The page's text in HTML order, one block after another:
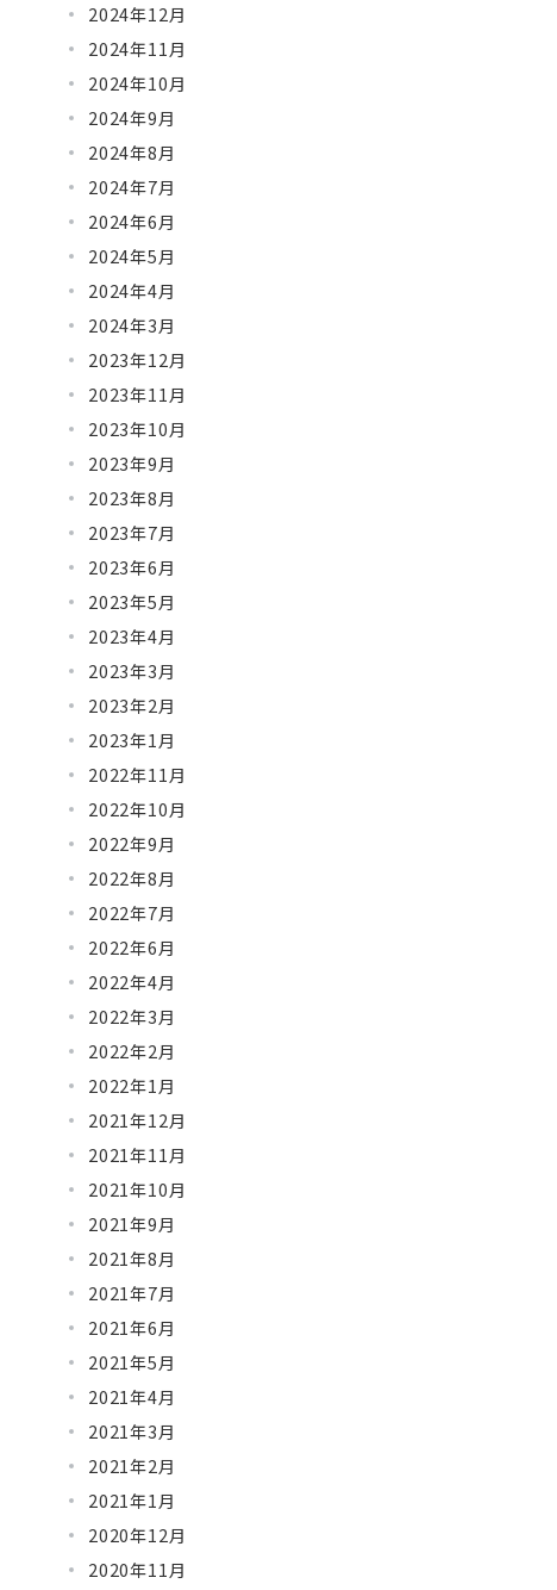
2024年12月
2024年11月
2024年10月
2024年9月
2024年8月
2024年7月
2024年6月
2024年5月
2024年4月
2024年3月
2023年12月
2023年11月
2023年10月
2023年9月
2023年8月
2023年7月
2023年6月
2023年5月
2023年4月
2023年3月
2023年2月
2023年1月
2022年11月
2022年10月
2022年9月
2022年8月
2022年7月
2022年6月
2022年4月
2022年3月
2022年2月
2022年1月
2021年12月
2021年11月
2021年10月
2021年9月
2021年8月
2021年7月
2021年6月
2021年5月
2021年4月
2021年3月
2021年2月
2021年1月
2020年12月
2020年11月